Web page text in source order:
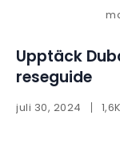
Upptäck
reseguide
juli 30, 2024